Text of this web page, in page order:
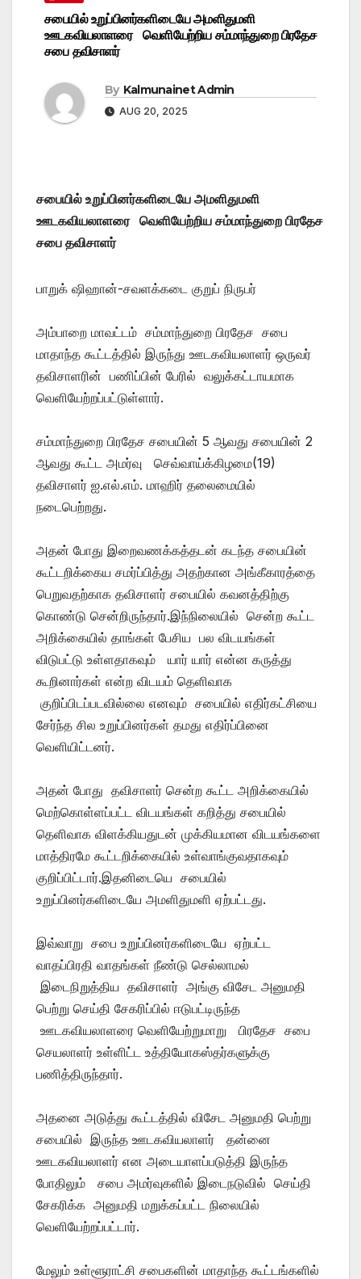
சபையில் உறுப்பினர்களிடையே அமளிதுமளி
ஊடகவியலாளரை வெளியேற்றிய சம்மாந்துறை பிரதேச
சபை தவிசாளர்
By Kalmunainet Admin
AUG 20, 2025
சபையில் உறுப்பினர்களிடையே அமளிதுமளி
ஊடகவியலாளரை வெளியேற்றிய சம்மாந்துறை பிரதேச
சபை தவிசாளர்
பாறுக் ஷிஹான்-சவளக்கடை குறுப் நிருபர்
அம்பாறை மாவட்டம் சம்மாந்துறை பிரதேச சபை
மாதாந்த கூட்டத்தில் இருந்து ஊடகவியலாளர் ஒருவர்
தவிசாளரின் பணிப்பின் பேரில் வலுக்கட்டாயமாக
வெளியேற்றப்பட்டுள்ளார்.
சம்மாந்துறை பிரதேச சபையின் 5 ஆவது சபையின் 2
ஆவது கூட்ட அமர்வு செவ்வாய்க்கிழமை(19)
தவிசாளர் ஐ.எல்.எம். மாஹிர் தலைமையில்
நடைபெற்றது.
அதன் போது இறைவணக்கத்தடன் கடந்த சபையின்
கூட்டறிக்கைய சமர்ப்பித்து அதற்கான அங்கீகாரத்தை
பெறுவதற்காக தவிசாளர் சபையில் கவனத்திற்கு
கொண்டு சென்றிருந்தார்.இந்நிலையில் சென்ற கூட்ட
அறிக்கையில் தாங்கள் பேசிய பல விடயங்கள்
விடுபட்டு உள்ளதாகவும் யார் யார் என்ன கருத்து
கூறினார்கள் என்ற விடயம் தெளிவாக
குறிப்பிடப்படவில்லை எனவும் சபையில் எதிர்கட்சியை
சேர்ந்த சில உறுப்பினர்கள் தமது எதிர்ப்பினை
வெளியிட்டனர்.
அதன் போது தவிசாளர் சென்ற கூட்ட அறிக்கையில்
மெற்கொள்ளப்பட்ட விடயங்கள் கறித்து சபையில்
தெளிவாக விளக்கியதுடன் முக்கியமான விடயங்களை
மாத்திரமே கூட்டறிக்கையில் உள்வாங்குவதாகவும்
குறிப்பிட்டார்.இதனிடையெ சபையில்
உறுப்பினர்களிடையே அமளிதுமளி ஏற்பட்டது.
இவ்வாறு சபை உறுப்பினர்களிடையே ஏற்பட்ட
வாதப்பிரதி வாதங்கள் நீண்டு செல்லாமல்
இடைநிறுத்திய தவிசாளர் அங்கு விசேட அனுமதி
பெற்று செய்தி சேகரிப்பில் ஈடுபட்டிருந்த
ஊடகவியலாளரை வெளியேற்றுமாறு பிரதேச சபை
செயலாளர் உள்ளிட்ட உத்தியோகஸ்தர்களுக்கு
பணித்திருந்தார்.
அதனை அடுத்து கூட்டத்தில் விசேட அனுமதி பெற்று
சபையில் இருந்த ஊடகவியலாளர் தன்னை
ஊடகவியலாளர் என அடையாளப்படுத்தி இருந்த
போதிலும் சபை அமர்வுகளில் இடைநடுவில் செய்தி
சேகரிக்க அனுமதி மறுக்கப்பட்ட நிலையில்
வெளியேற்றப்பட்டார்.
மேலும் உள்ளூராட்சி சபைகளின் மாதாந்த கூட்டங்களில்